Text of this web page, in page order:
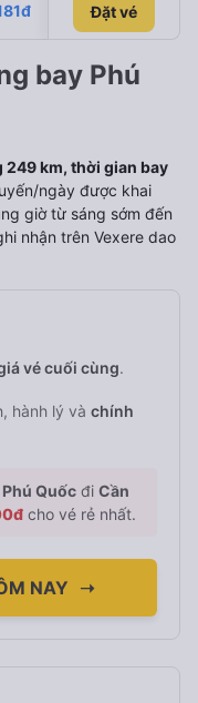
07/09/2026
Đặt vé
Đặt vé
bay Phú
249 km, thời gian bay
ngày được khai
giờ từ sáng sớm đến
nhận trên Vexere dao
vé cuối cùng.
hành lý và chính
Phú Quốc đi Cần
cho vé rẻ nhất.
NAY ➝